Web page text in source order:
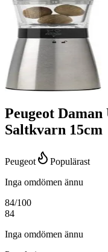
Peugeot
Saltkvarn 15cm
Peugeot
Populärast
Inga omdömen ännu
84/100
84
Inga omdömen ännu